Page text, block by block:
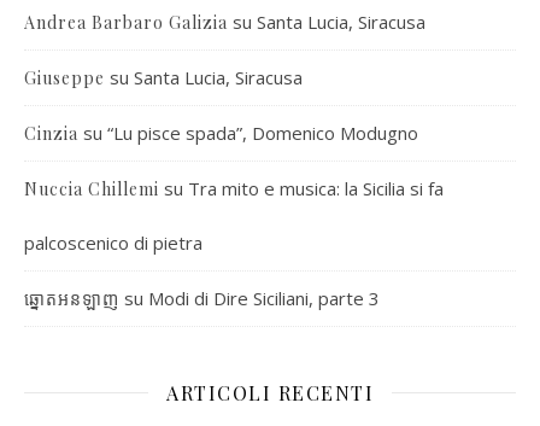
Andrea Barbaro Galizia su Santa Lucia, Siracusa
Giuseppe su Santa Lucia, Siracusa
Cinzia su “Lu pisce spada”, Domenico Modugno
Nuccia Chillemi su Tra mito e musica: la Sicilia si fa
palcoscenico di pietra
ឆ្នោតអនឡាញ su Modi di Dire Siciliani, parte 3
ARTICOLI RECENTI